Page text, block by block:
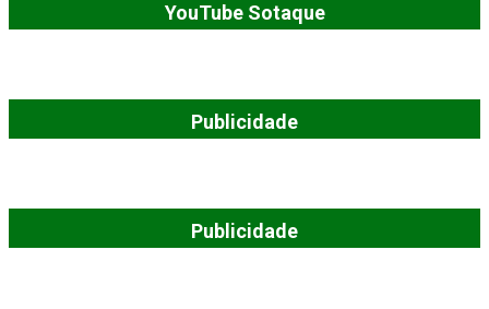
YouTube Sotaque
Publicidade
Publicidade